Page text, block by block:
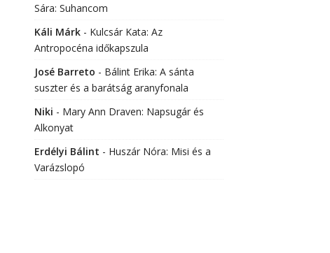
Sára: Suhancom
Káli Márk - Kulcsár Kata: Az
Antropocéna időkapszula
José Barreto - Bálint Erika: A sánta
suszter és a barátság aranyfonala
Niki - Mary Ann Draven: Napsugár és
Alkonyat
Erdélyi Bálint - Huszár Nóra: Misi és a
Varázslopó